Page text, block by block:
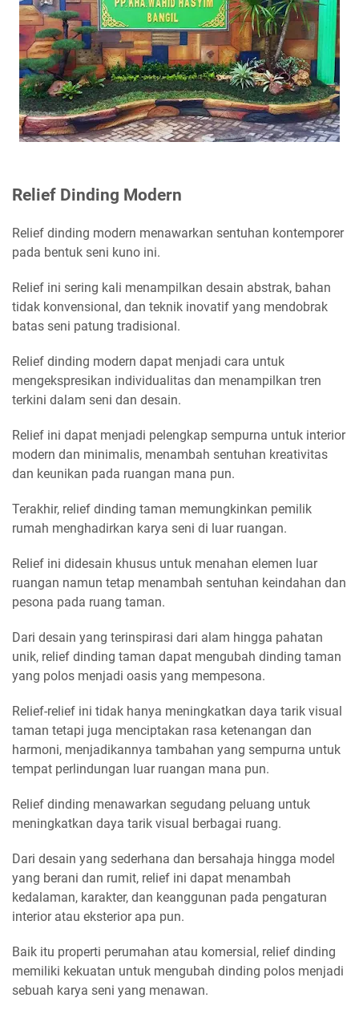
Relief Dinding Modern
Relief dinding modern menawarkan sentuhan kontemporer
pada bentuk seni kuno ini.
Relief ini sering kali menampilkan desain abstrak, bahan
tidak konvensional, dan teknik inovatif yang mendobrak
batas seni patung tradisional.
Relief dinding modern dapat menjadi cara untuk
mengekspresikan individualitas dan menampilkan tren
terkini dalam seni dan desain.
Relief ini dapat menjadi pelengkap sempurna untuk interior
modern dan minimalis, menambah sentuhan kreativitas
dan keunikan pada ruangan mana pun.
Terakhir, relief dinding taman memungkinkan pemilik
rumah menghadirkan karya seni di luar ruangan.
Relief ini didesain khusus untuk menahan elemen luar
ruangan namun tetap menambah sentuhan keindahan dan
pesona pada ruang taman.
Dari desain yang terinspirasi dari alam hingga pahatan
unik, relief dinding taman dapat mengubah dinding taman
yang polos menjadi oasis yang mempesona.
Relief-relief ini tidak hanya meningkatkan daya tarik visual
taman tetapi juga menciptakan rasa ketenangan dan
harmoni, menjadikannya tambahan yang sempurna untuk
tempat perlindungan luar ruangan mana pun.
Relief dinding menawarkan segudang peluang untuk
meningkatkan daya tarik visual berbagai ruang.
Dari desain yang sederhana dan bersahaja hingga model
yang berani dan rumit, relief ini dapat menambah
kedalaman, karakter, dan keanggunan pada pengaturan
interior atau eksterior apa pun.
Baik itu properti perumahan atau komersial, relief dinding
memiliki kekuatan untuk mengubah dinding polos menjadi
sebuah karya seni yang menawan.